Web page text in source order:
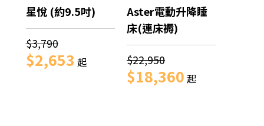
星悅 (約9.5吋)
$3,790
$2,653 起
Aster電動升降睡
床(連床褥)
$22,950
$18,360 起